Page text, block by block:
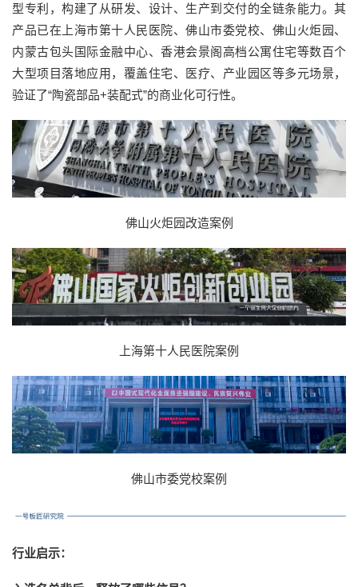
型专利，构建了从研发、设计、生产到交付的全链条能力。其
产品已在上海市第十人民医院、佛山市委党校、佛山火炬园、
内蒙古包头国际金融中心、香港会景阁高档公寓住宅等数百个
大型项目落地应用，覆盖住宅、医疗、产业园区等多元场景，
验证了“陶瓷部品+装配式”的商业化可行性。
佛山火炬园改造案例
上海第十人民医院案例
佛山市委党校案例
行业启示：